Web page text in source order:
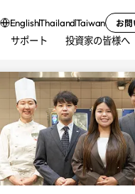
サポート 投資家の皆様へ
EnglishThailandTaiwan お